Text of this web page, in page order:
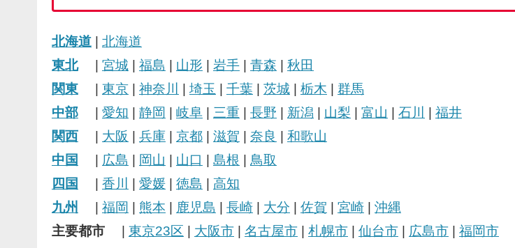
北海道
北海道
東北| 宮城 福島 山形 岩手 青森
秋田
関東
東京 神奈川 埼玉 千葉 茨城 栃木
群馬
中部
愛知 静岡 岐阜 三重 長野 新潟 山梨 富山 石川
福井
関西
大阪 兵庫 京都 滋賀 奈良
和歌山
中国
広島 岡山 山口 島根
鳥取
四国
香川 愛媛 徳島
高知
九州
福岡 熊本 鹿児島 長崎 大分 佐賀 宮崎
沖縄
主要都市
東京23区 大阪市 名古屋市 札幌市 仙台市 広島市 福岡市